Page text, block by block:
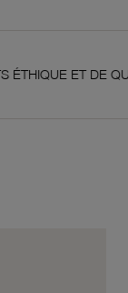
DE QUALITÉ